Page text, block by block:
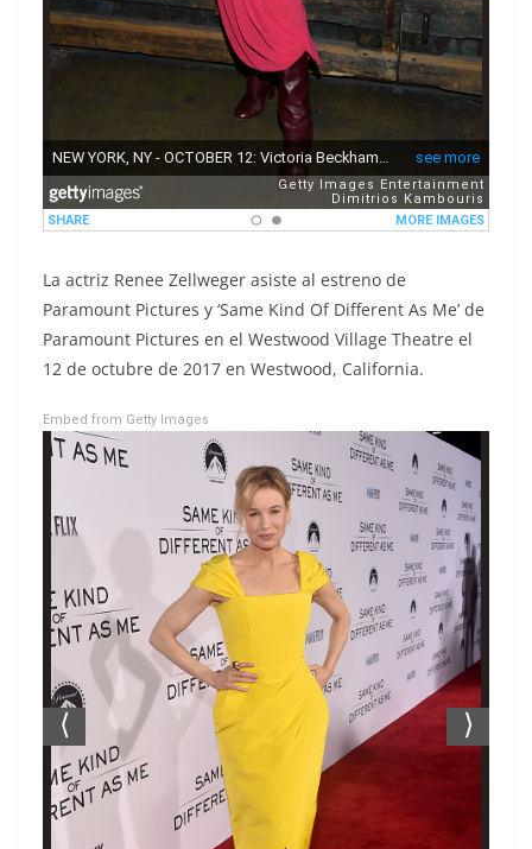
La actriz Renee Zellweger asiste al estreno de
Paramount Pictures y ‘Same Kind Of Different As Me’ de
Paramount Pictures en el Westwood Village Theatre el
12 de octubre de 2017 en Westwood, California.
Embed from Getty Images